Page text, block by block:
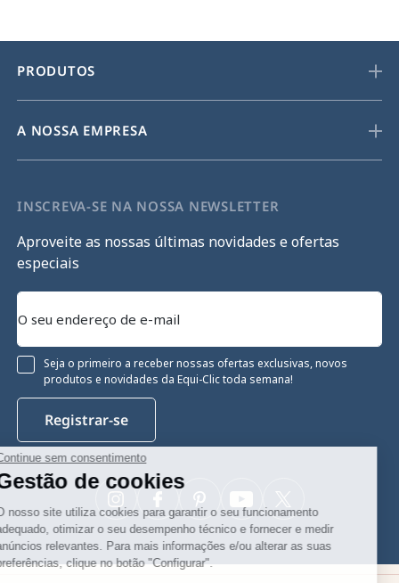
Continue sem consentimento
Gestão de cookies
O nosso site utiliza cookies para garantir o seu funcionamento
adequado, otimizar o seu desempenho técnico e fornecer e medir
anúncios relevantes. Para mais informações e/ou alterar as suas
preferências, clique no botão "Configurar".
PRODUTOS
A NOSSA EMPRESA
INSCREVA-SE NA NOSSA NEWSLETTER
Aproveite as nossas últimas novidades e ofertas
especiais
Seja o primeiro a receber nossas ofertas exclusivas, novos
produtos e novidades da Equi-Clic toda semana!
Registrar-se
Facebook Twitter
YouTube
Pinterest
Instagram